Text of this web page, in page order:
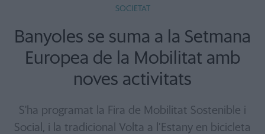
SOCIETAT
Banyoles se suma a la Setmana
Europea de la Mobilitat amb
noves activitats
S'ha programat la Fira de Mobilitat Sostenible i
Social, i la tradicional Volta a l’Estany en bicicleta